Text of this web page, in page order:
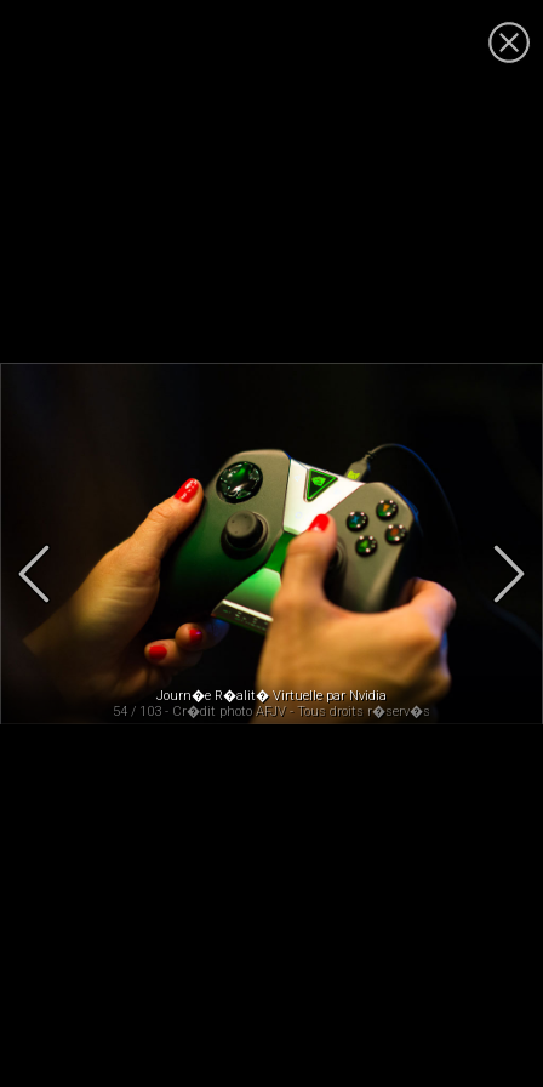
Journ�e R�alit� Virtuelle par Nvidia
54 / 103 - Cr�dit photo AFJV - Tous droits r�serv�s